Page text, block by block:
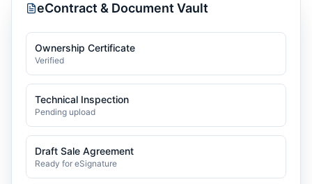
eContract & Document Vault
Ownership Certificate
Verified
Technical Inspection
Pending upload
Draft Sale Agreement
Ready for eSignature